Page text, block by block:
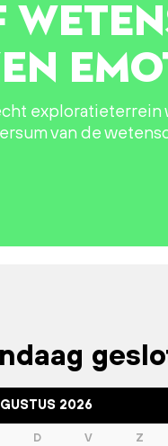
exploratieterrein
van de
2026
D V Z